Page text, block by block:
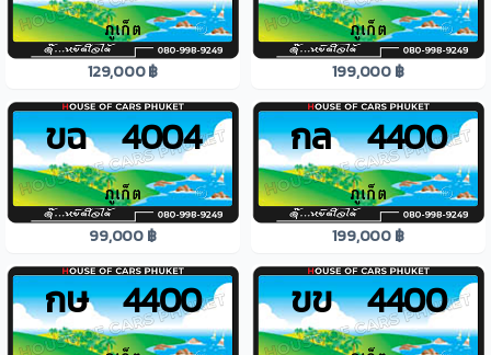
129,000 ฿ 199,000 ฿
ขฉ 4004
99,000 ฿
กล 4400
199,000 ฿
กษ 4400 ขข 4400